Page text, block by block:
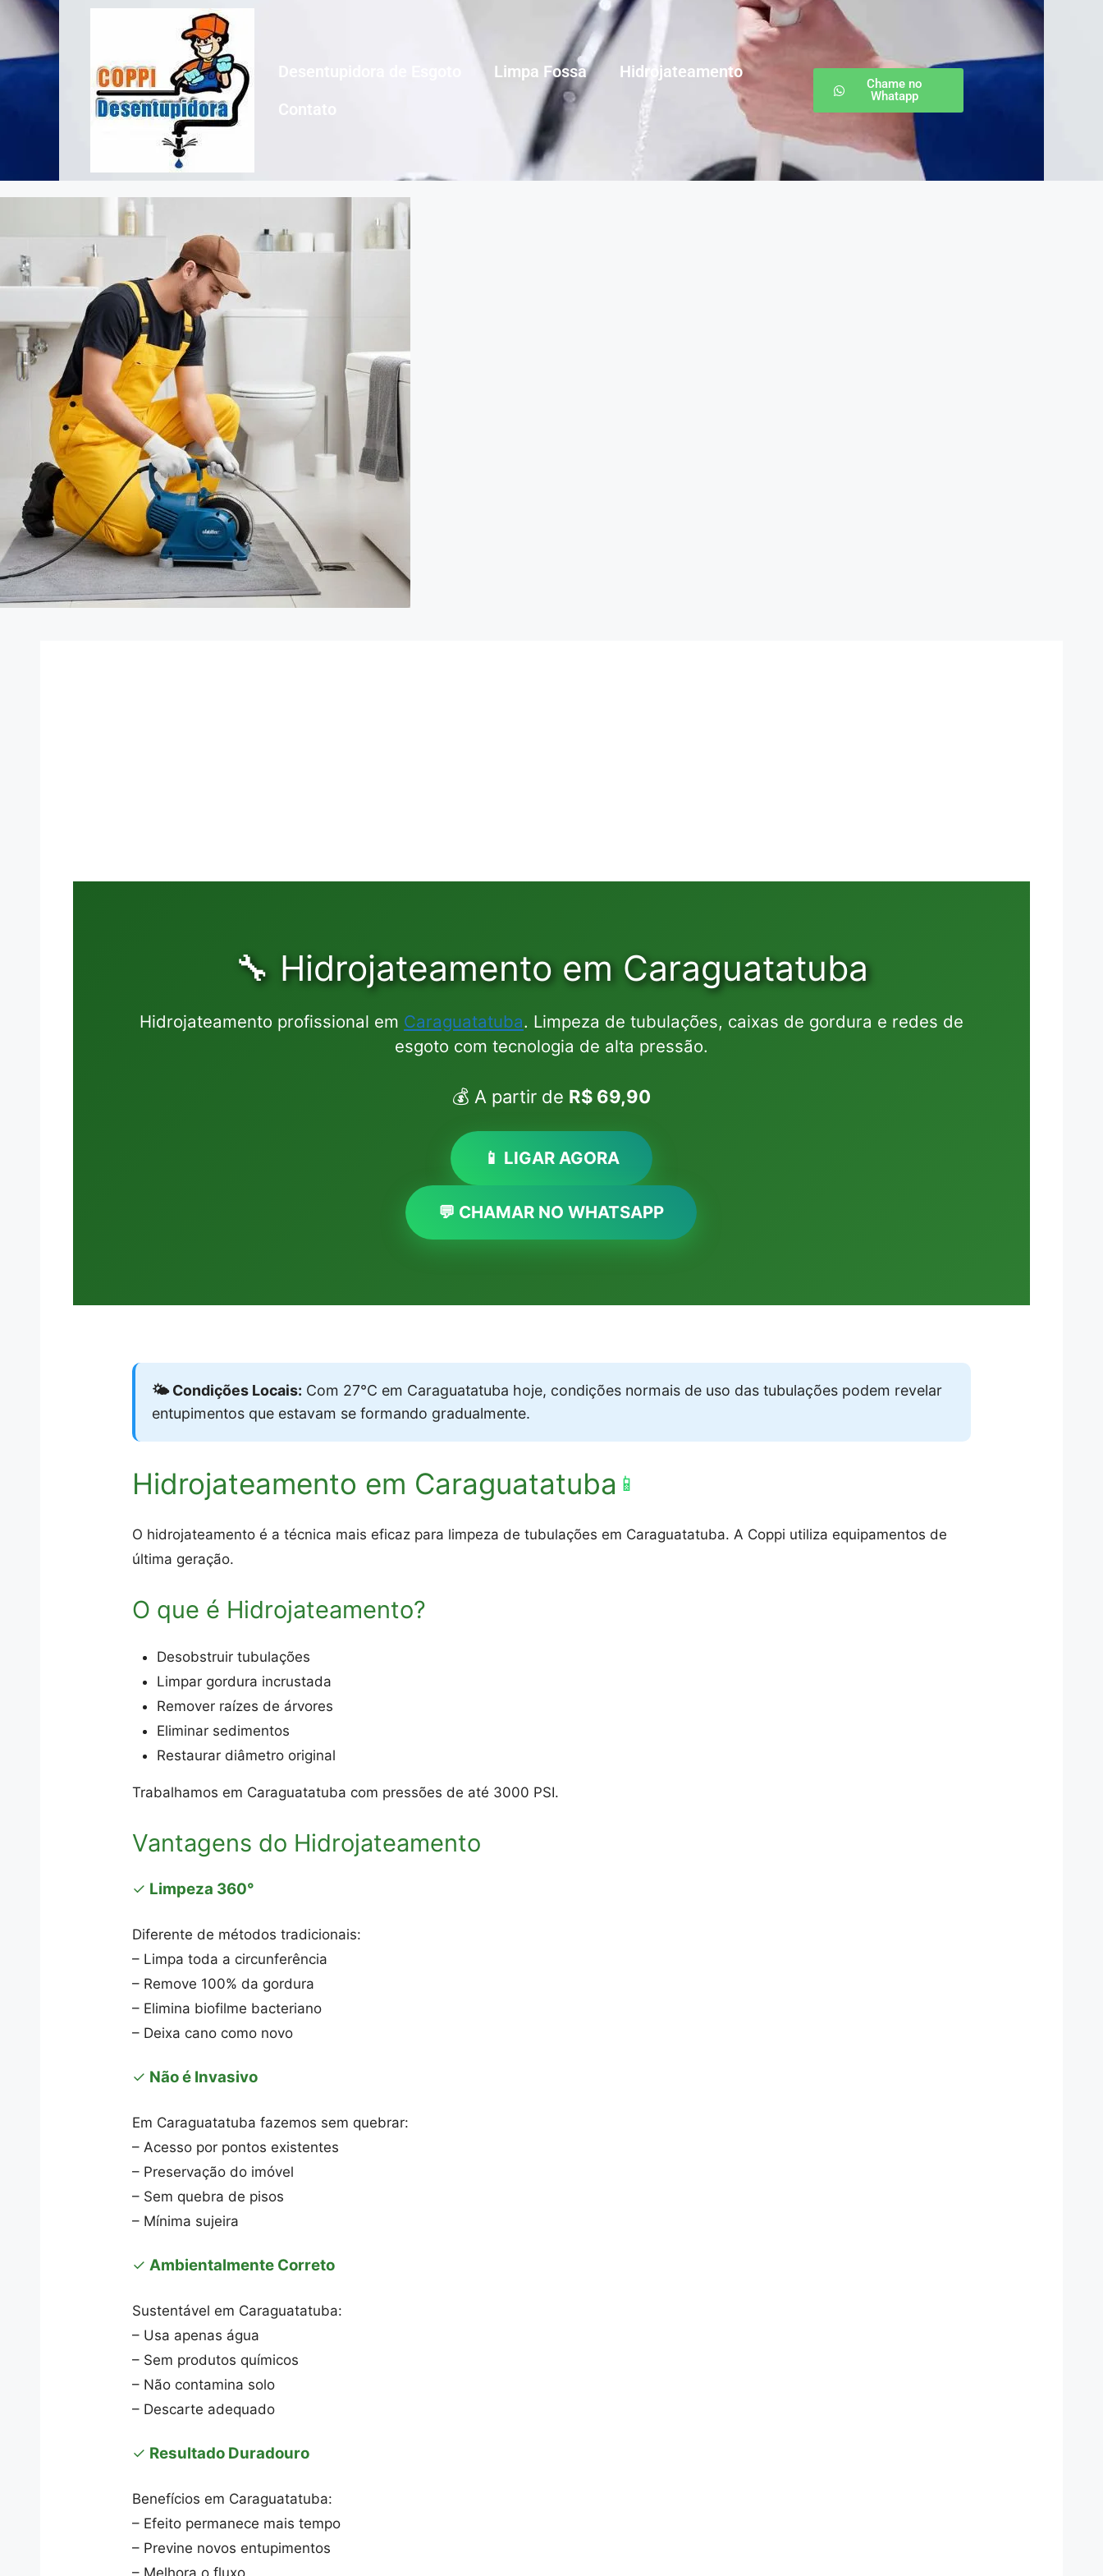
Limpa Fossa
Hidrojateamento
Chame no
Whatapp
🔧 Hidrojateamento em Caraguatatuba
Hidrojateamento profissional em Caraguatatuba. Limpeza de tubulações, caixas de gordura e redes de
esgoto com tecnologia de alta pressão.
💰 A partir de R$ 69,90
📱 LIGAR AGORA
💬 CHAMAR NO WHATSAPP
🌤️ Condições Locais: Com 27°C em Caraguatatuba hoje, condições normais de uso das tubulações podem revelar
entupimentos que estavam se formando gradualmente.
Hidrojateamento em Caraguatatuba 📱
O hidrojateamento é a técnica mais eficaz para limpeza de tubulações em Caraguatatuba. A Coppi utiliza equipamentos de
última geração.
O que é Hidrojateamento?
Desobstruir tubulações
Limpar gordura incrustada
Remover raízes de árvores
Eliminar sedimentos
Restaurar diâmetro original
Trabalhamos em Caraguatatuba com pressões de até 3000 PSI.
Vantagens do Hidrojateamento
✓ Limpeza 360°
Diferente de métodos tradicionais:
– Limpa toda a circunferência
– Remove 100% da gordura
– Elimina biofilme bacteriano
– Deixa cano como novo
✓ Não é Invasivo
Em Caraguatatuba fazemos sem quebrar:
– Acesso por pontos existentes
– Preservação do imóvel
– Sem quebra de pisos
– Mínima sujeira
✓Ambientalmente Correto
Sustentável em Caraguatatuba:
– Usa apenas água
– Sem produtos químicos
– Não contamina solo
– Descarte adequado
✓ Resultado Duradouro
Benefícios em Caraguatatuba:
– Efeito permanece mais tempo
– Previne novos entupimentos
– Melhora o fluxo